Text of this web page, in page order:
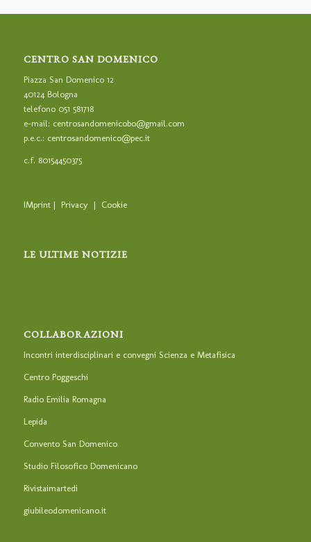
CENTRO SAN DOMENICO
Piazza San Domenico 12
40124 Bologna
telefono 051 581718
e-mail: centrosandomenicobo@gmail.com
p.e.c.: centrosandomenico@pec.it
c.f. 80154450375
IMprint| Privacy| Cookie
LE ULTIME NOTIZIE
COLLABORAZIONI
Incontri interdisciplinari e convegni Scienza e Metafisica
Centro Poggeschi
Radio Emilia Romagna
Lepida
Convento San Domenico
Studio Filosofico Domenicano
Rivistaimartedi
giubileodomenicano.it